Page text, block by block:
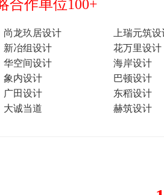
合作单位100+
尚龙玖居设计
上瑞元筑
新冶组设计
花万里设计
华空间设计
海岸设计
象内设计
巴顿设计
广田设计
东稻设计
大诚当道 赫筑设计